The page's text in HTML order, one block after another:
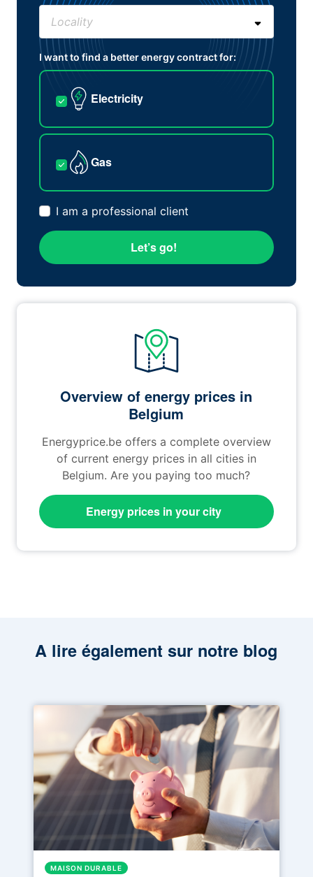
I want to find a better energy contract for:
Electricity
Gas
I am a professional client
Let’s go!
Overview of energy prices in
Belgium
Energyprice.be offers a complete overview
of current energy prices in all cities in
Belgium. Are you paying too much?
Energy prices in your city
A lire également sur notre blog
MAISON DURABLE